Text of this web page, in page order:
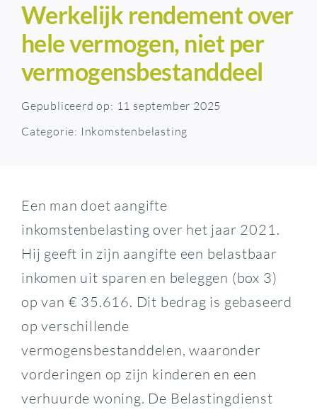
Werkelijk rendement over
hele vermogen, niet per
vermogensbestanddeel
Gepubliceerd op: 11 september 2025
Categorie: Inkomstenbelasting
Een man doet aangifte
inkomstenbelasting over het jaar 2021.
Hij geeft in zijn aangifte een belastbaar
inkomen uit sparen en beleggen (box 3)
op van € 35.616. Dit bedrag is gebaseerd
op verschillende
vermogensbestanddelen, waaronder
vorderingen op zijn kinderen en een
verhuurde woning. De Belastingdienst